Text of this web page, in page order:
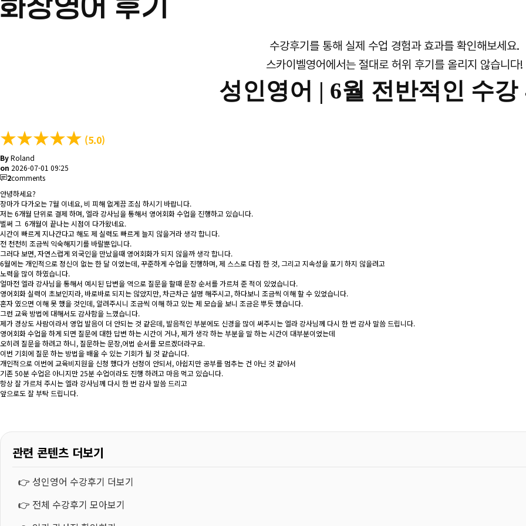
수강후기를 통해 실제 수업 경험과 효과를 확인해보세요.
스카이벨영어에서는 절대로 허위 후기를 올리지 않습니다!
성인영어 | 6월 전반적인 수강
★★★★★ (5.0)
ByRoland
on 2026-07-01 09:25
2comments
안녕하세요?
장마가 다가오는 7월 이네요, 비 피해 없게끔 조심 하시기 바랍니다.
저는 6개월 단위로 결제 하며, 엘라 강사님을 통해서 영어회화 수업을 진행하고 있습니다.
벌써 그 6개월이 끝나는 시점이 다가왔네요.
시간이 빠르게 지나간다고 해도 제 실력도 빠르게 늘지 않을거라 생각 합니다.
전 천천히 조금씩 익숙해지기를 바랄뿐입니다.
그러다 보면, 자연스럽게 외국인을 만났을때 영어회화가 되지 않을까 생각 합니다.
6월에는 개인적으로 정신이 없는 한 달 이었는데, 꾸준하게 수업을 진행하며, 제 스스로 다짐 한 것, 그리고 지속성을 포기 하지 않을려고
노력을 많이 하였습니다.
얼마전 엘라 강사님을 통해서 예시된 답변을 역으로 질문을 할때 문장 순서를 가르쳐 준 적이 있었습니다.
영어회화 실력이 초보인지라, 바로바로 되지는 않았지만, 차근차근 설명 해주시고, 하다보니 조금씩 이해 할 수 있었습니다.
혼자 였으면 이해 못 했을 것인데, 알려주시니 조금씩 이해 하고 있는 제 모습을 보니 조금은 뿌듯 했습니다.
그런 교육 방법에 대해서도 감사함을 느꼈습니다.
제가 경상도 사람이라서 영업 발음이 더 안되는 것 같은데, 발음적인 부분에도 신경을 많이 써주시는 엘라 강사님께 다시 한 번 감사 말씀 드립니다.
영어회화 수업을 하게 되면 질문에 대한 답변 하는 시간이 거나, 제가 생각 하는 부분을 말 하는 시간이 대부분이었는데
오히려 질문을 하려고 하니, 질문하는 문장,어법 순서를 모르겠더라구요.
이번 기회에 질문 하는 방법을 배울 수 있는 기회가 될 것 같습니다.
개인적으로 이번에 교육비지원을 신청 했다가 선정이 안되서, 아쉽지만 공부를 멈추는 건 아닌 것 같아서
기존 50분 수업은 아니지만 25분 수업이라도 진행 하려고 마음 먹고 있습니다.
항상 잘 가르쳐 주시는 엘라 강사님께 다시 한 번 감사 말씀 드리고
앞으로도 잘 부탁 드립니다.
관련 콘텐츠 더보기
👉 성인영어 수강후기 더보기
👉 전체 수강후기 모아보기